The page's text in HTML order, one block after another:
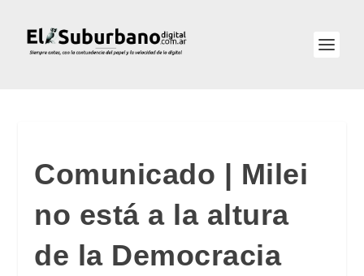
Comunicado | Milei
no está a la altura
de la Democracia